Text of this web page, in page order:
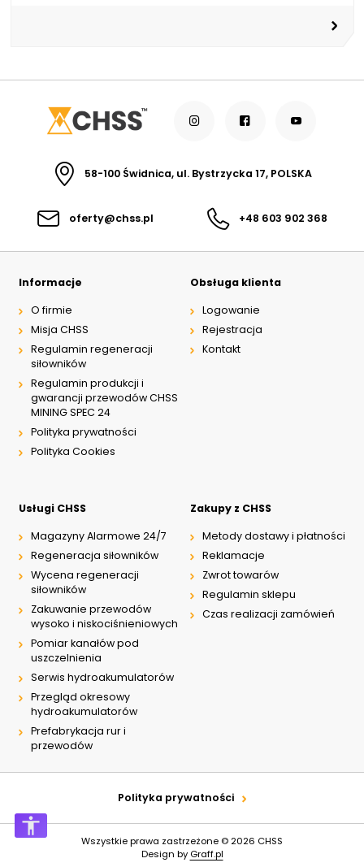
58-100 Świdnica, ul. Bystrzycka 17, POLSKA
oferty@chss.pl +48 603 902 368
Informacje
O firmie
Misja CHSS
Regulamin regeneracji
siłowników
Regulamin produkcji i
gwarancji przewodów CHSS
MINING SPEC 24
Polityka prywatności
Polityka Cookies
Obsługa klienta
Logowanie
Rejestracja
Kontakt
Usługi CHSS
Magazyny Alarmowe 24/7
Regeneracja siłowników
Wycena regeneracji
siłowników
Zakuwanie przewodów
wysoko i niskociśnieniowych
Pomiar kanałów pod
uszczelnienia
Serwis hydroakumulatorów
Przegląd okresowy
hydroakumulatorów
Prefabrykacja rur i
przewodów
Zakupy z CHSS
Metody dostawy i płatności
Reklamacje
Zwrot towarów
Regulamin sklepu
Czas realizacji zamówień
Polityka prywatności
Wszystkie prawa zastrzeżone © 2026 CHSS
Design by Graff.pl